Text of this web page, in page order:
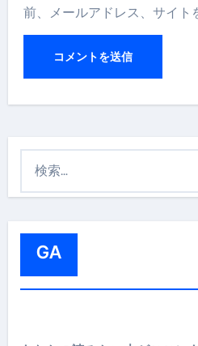
前、メールアドレス、サイト
GA